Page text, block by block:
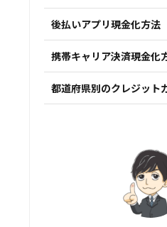
後払いアプリ現金化方法
携帯キャリア決済現金化
都道府県別のクレジット